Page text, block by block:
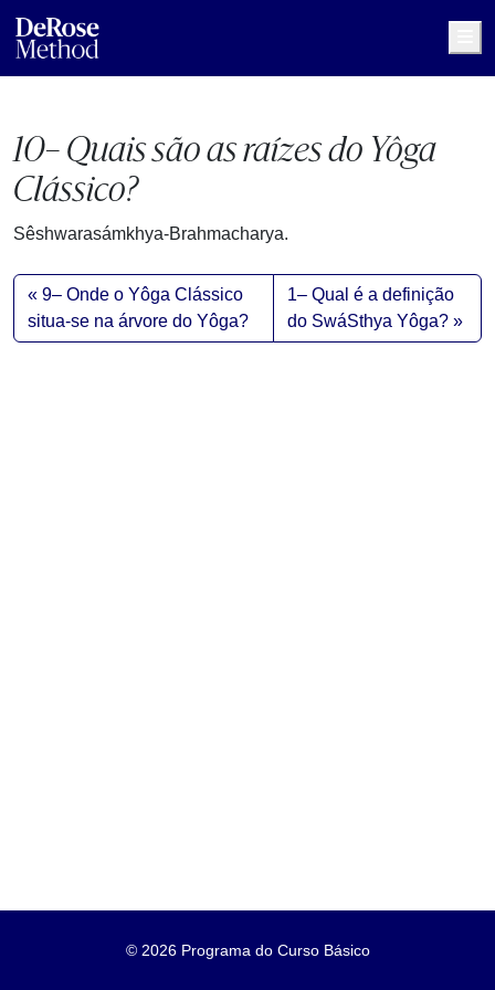
10– Quais são as raízes do Yôga
Clássico?
Sêshwarasámkhya-Brahmacharya.
9– Onde o Yôga Clássico
situa-se na árvore do Yôga?
1– Qual é a definição
do SwáSthya Yôga?
©2026 Programa do Curso Básico